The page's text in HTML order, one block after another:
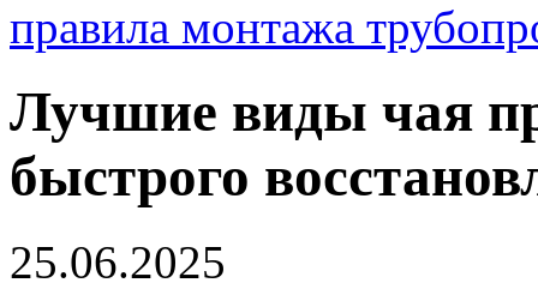
правила монтажа
Лучшие виды чая
быстрого
25.06.2025